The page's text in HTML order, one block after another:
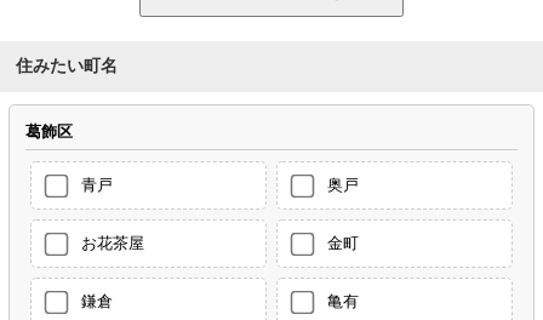
住みたい町名
葛飾区
青戸 奥戸
お花茶屋 金町
鎌倉 亀有